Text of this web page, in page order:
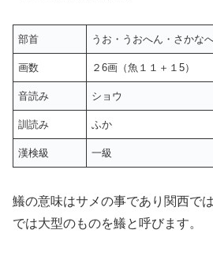
部首 うお・うおへん・さかな
画数 ２6画（魚１１＋１5）
音読み ショウ
訓読み ふか
漢検級 一級
鱶の意味はサメの事であり関西で
では大型のものを鱶と呼びます。